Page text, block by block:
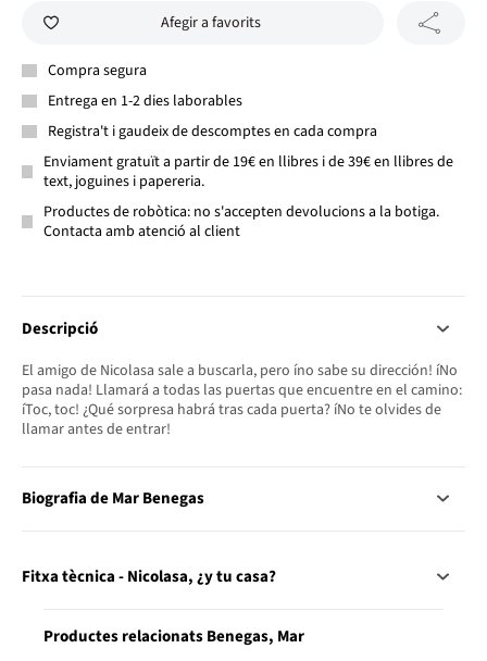
Afegir a favorits
Compra segura
Entrega en 1-2 dies laborables
Registra't i gaudeix de descomptes en cada compra
Enviament gratuït a partir de 19€ en llibres i de 39€ en llibres de
text, joguines i papereria.
Productes de robòtica: no s'accepten devolucions a la botiga.
Contacta amb atenció al client
Descripció
El amigo de Nicolasa sale a buscarla, pero íno sabe su dirección! íNo
pasa nada! Llamará a todas las puertas que encuentre en el camino:
íToc, toc! ¿Qué sorpresa habrá tras cada puerta? íNo te olvides de
llamar antes de entrar!
Biografia de Mar Benegas
Fitxa tècnica - Nicolasa, ¿y tu casa?
Productes relacionats Benegas, Mar